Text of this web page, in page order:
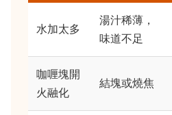
水加太多
湯汁稀薄，
味道不足
咖喱塊開
火融化
結塊或燒焦